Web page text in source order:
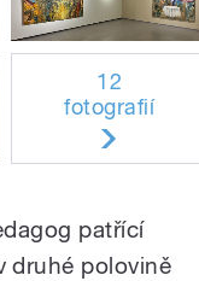
12
fotografií
patřící
druhé polovině